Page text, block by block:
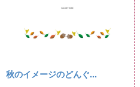
秋のイメージのどんぐ...